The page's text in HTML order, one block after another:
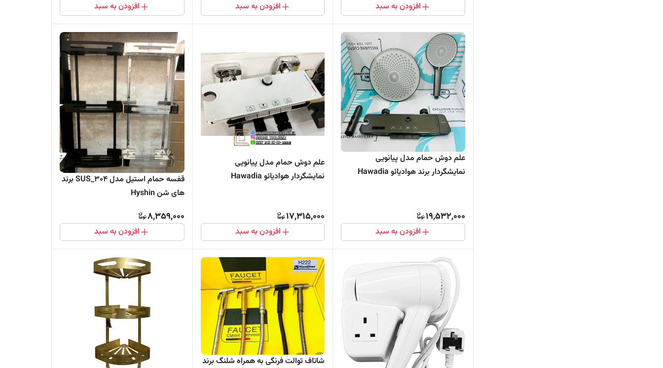
افزودن به سبد افزودن به سبد افزودن به سبد
علم دوش حمام مدل پیانویی
نمایشگردار برند هوادیائو Hawadia
19,532,000
افزودن به سبد
علم دوش حمام مدل پیانویی
نمایشگردار هوادیائو Hawadia
17,315,000
افزودن به سبد
قفسه حمام استیل مدل 304_SUS برند
های شن Hyshin
8,359,000
افزودن به سبد
شاتاف توالت فرنگی به همراه شلنگ برند